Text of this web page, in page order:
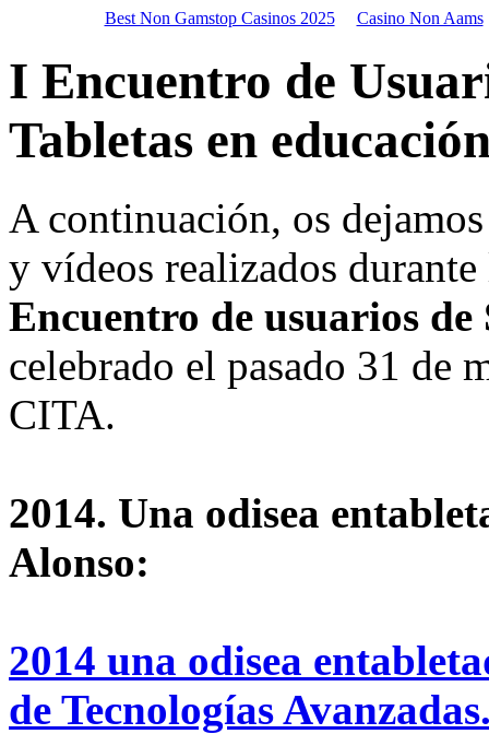
Best Non Gamstop Casinos 2025 Casino Non Aams
I Encuentro de
Tabletas en
A continuación, os
y vídeos realizados
Encuentro de usuarios
celebrado el pasado 31 de
CITA.
2014. Una odisea
Alonso:
2014 una odisea
de Tecnologías